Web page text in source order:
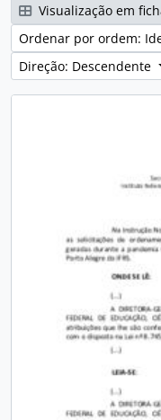
Visualização em
Ordenar por ordem:
Direção: Descendente